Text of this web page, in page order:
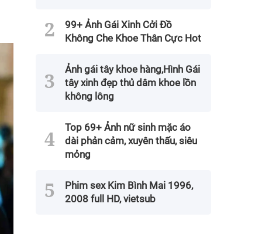
99+ Ảnh Gái Xinh Cởi Đồ
Không Che Khoe Thân Cực Hot
Ảnh gái tây khoe hàng,Hình Gái
tây xinh đẹp thủ dâm khoe lồn
không lông
Top 69+ Ảnh nữ sinh mặc áo
dài phản cảm, xuyên thấu, siêu
mỏng
Phim sex Kim Bình Mai 1996,
2008 full HD, vietsub